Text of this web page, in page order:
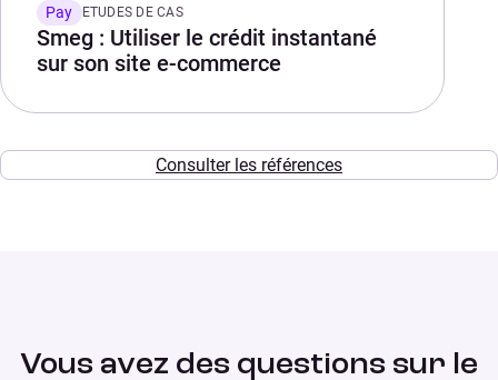
Pay ETUDES DE CAS
Smeg : Utiliser le crédit instantané
sur son site e-commerce
Consulter les références
Vous avez des questions sur le